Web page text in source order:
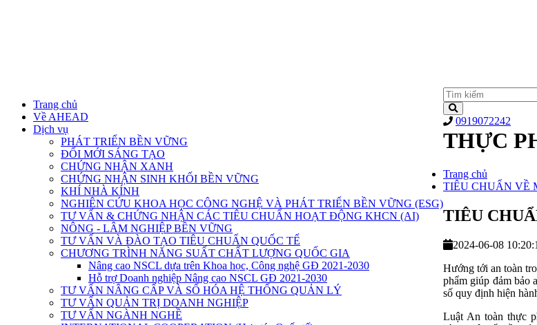
Trang chủ
Về AHEAD
Dịch vụ
PHÁT TRIỂN BỀN VỮNG
ĐỔI MỚI SÁNG TẠO
CHỨNG NHẬN XANH
CHỨNG NHẬN SINH KHỐI BỀN VỮNG
KHÍ NHÀ KÍNH
NGHIÊN CỨU KHOA HỌC CÔNG NGHỆ VÀ PHÁT TRIỂN BỀN VỮNG (ESG)
TƯ VẤN & CHỨNG NHẬN CÁC TIÊU CHUẨN HOẠT ĐỘNG KHCN (AI)
NÔNG - LÂM NGHIỆP BỀN VỮNG
TƯ VẤN VÀ ĐÀO TẠO TIÊU CHUẨN QUỐC TẾ
CHƯƠNG TRÌNH NĂNG SUẤT CHẤT LƯỢNG QUỐC GIA
Nâng cao NSCL dựa trên Khoa học, Công nghệ GĐ 2021-2030
Hỗ trợ Doanh nghiệp Nâng cao NSCL GĐ 2021-2030
TƯ VẤN NÂNG CẤP VÀ SỐ HÓA HỆ THỐNG QUẢN LÝ
TƯ VẤN QUẢN TRỊ DOANH NGHIỆP
TƯ VẤN NGÀNH NGHỀ
0919072242
THỰC
Trang chủ
TIÊU CHUẨN VỀ
TIÊU
2024-06-08
Hướng tới an toàn
phẩm giúp đảm bảo
số quy định hiện
Luật An toàn thực